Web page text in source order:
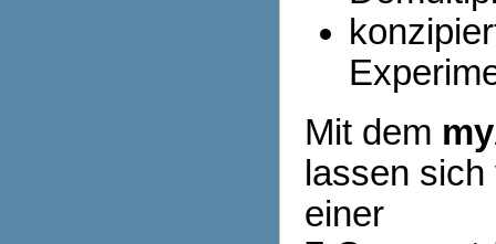
Mit dem
lassen
einer